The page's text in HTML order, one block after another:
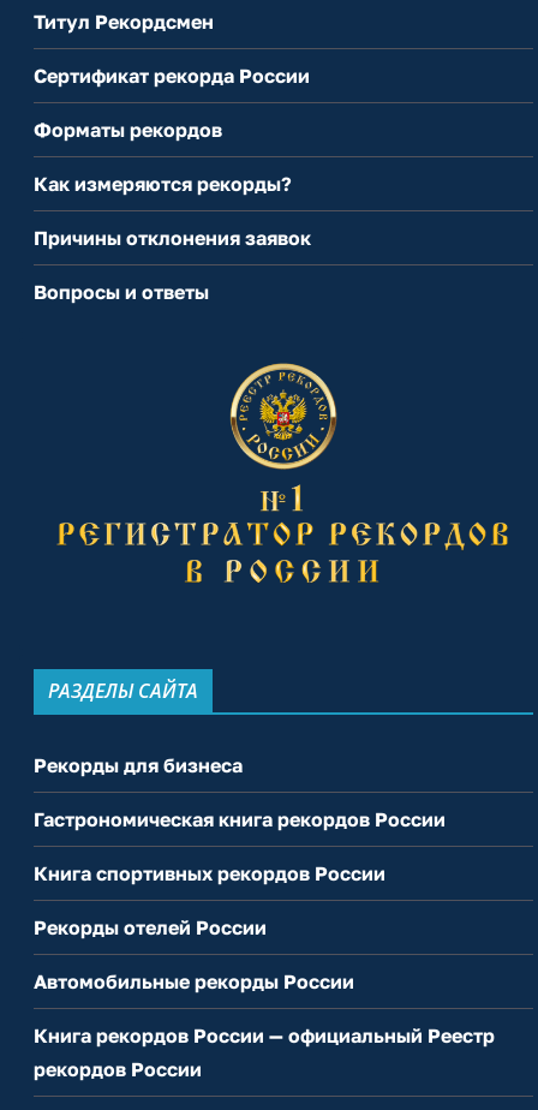
Титул Рекордсмен
Сертификат рекорда России
Форматы рекордов
Как измеряются рекорды?
Причины отклонения заявок
Вопросы и ответы
РАЗДЕЛЫ САЙТА
Рекорды для бизнеса
Гастрономическая книга рекордов России
Книга спортивных рекордов России
Рекорды отелей России
Автомобильные рекорды России
Книга рекордов России — официальный Реестр
рекордов России